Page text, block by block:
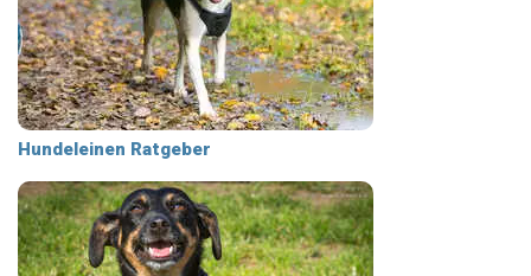
Hundeleinen Ratgeber